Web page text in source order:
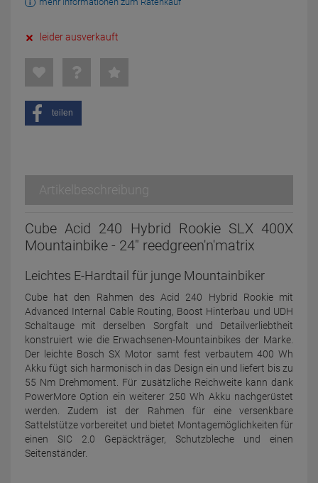
leider ausverkauft
teilen
Artikelbeschreibung
Cube Acid 240 Hybrid Rookie SLX 400X
Mountainbike - 24" reedgreen'n'matrix
Leichtes E-Hardtail für junge Mountainbiker
Cube hat den Rahmen des Acid 240 Hybrid Rookie mit
Advanced Internal Cable Routing, Boost Hinterbau und UDH
Schaltauge mit derselben Sorgfalt und Detailverliebtheit
konstruiert wie die Erwachsenen-Mountainbikes der Marke.
Der leichte Bosch SX Motor samt fest verbautem 400 Wh
Akku fügt sich harmonisch in das Design ein und liefert bis zu
55 Nm Drehmoment. Für zusätzliche Reichweite kann dank
PowerMore Option ein weiterer 250 Wh Akku nachgerüstet
werden. Zudem ist der Rahmen für eine versenkbare
Sattelstütze vorbereitet und bietet Montagemöglichkeiten für
einen SIC 2.0 Gepäckträger, Schutzbleche und einen
Seitenständer.